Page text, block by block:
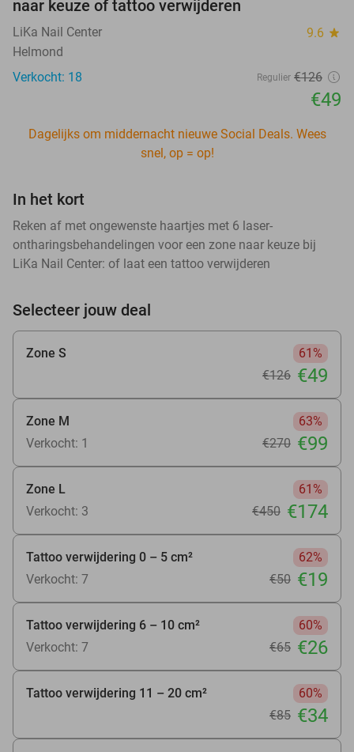
naar keuze of tattoo verwijderen
LiKa Nail Center 9.6 star
Helmond
Verkocht: 18
Regulier €126
€49
Dagelijks om middernacht nieuwe Social Deals. Wees
snel, op = op!
In het kort
Reken af met ongewenste haartjes met 6 laser-
ontharingsbehandelingen voor een zone naar keuze bij
LiKa Nail Center: of laat een tattoo verwijderen
Selecteer jouw deal
Zone S
61%
€126 €49
Zone M
63%
Verkocht: 1
€270 €99
Zone L
61%
Verkocht: 3
€450 €174
Tattoo verwijdering 0 – 5 cm²
62%
Verkocht: 7
€50 €19
Tattoo verwijdering 6 – 10 cm²
60%
Verkocht: 7
€65 €26
Tattoo verwijdering 11 – 20 cm²
60%
€85 €34